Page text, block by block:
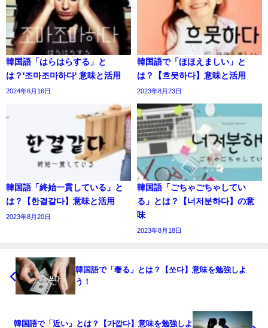
韓国語「はらはらする」と
は？'조마조마하다' 意味と活用
2024年6月16日
韓国語で「ほほえましい」と
は？【흐뭇하다】意味と活用
2023年8月23日
韓国語「終始一貫している」と
は？【한결같다】意味と活用
2023年8月20日
韓国語「ごちゃごちゃしてい
る」とは？【너저분하다】の意
味
2023年8月18日
韓国語で「奢る」とは？【쏘다】意味を勉強しよ
う！
韓国語で「近い」とは？【가깝다】意味を勉強しよ